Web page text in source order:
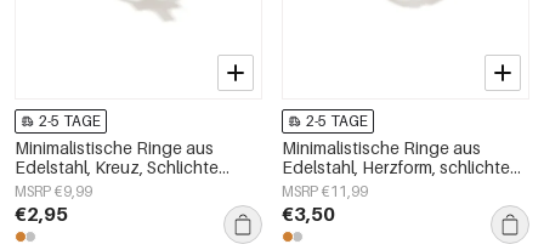
2-5 TAGE
Minimalistische Ringe aus
Edelstahl, Kreuz, Schlichte
Alltags-Serie, Damenschmuck
MSRP €9,99
€2,95
2-5 TAGE
Minimalistische Ringe aus
Edelstahl, Herzform, schlichte
Alltags-Serie, Damenschmuck
MSRP €11,99
€3,50